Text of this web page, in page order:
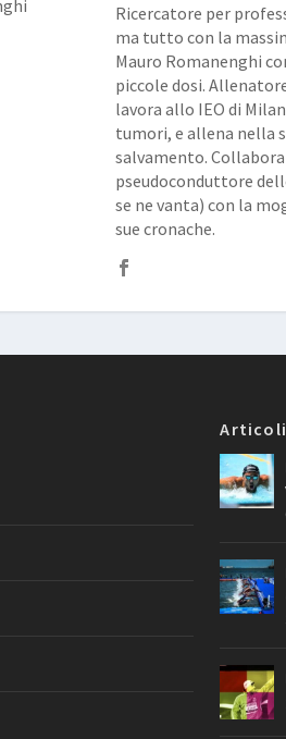
Ricercatore per
ma tutto con la
Mauro Romanenghi
piccole dosi.
lavora allo IEO di
tumori, e allena nella
salvamento. Collabora
pseudoconduttore
se ne vanta) con la
sue cronache.